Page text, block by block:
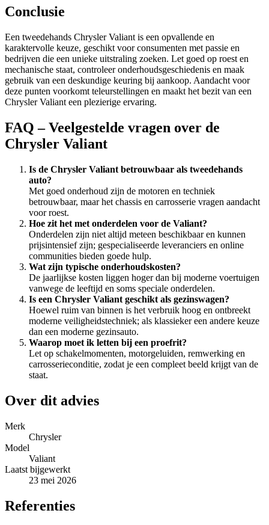
Conclusie
Een tweedehands Chrysler Valiant is een opvallende en
karaktervolle keuze, geschikt voor consumenten met passie en
bedrijven die een unieke uitstraling zoeken. Let goed op roest en
mechanische staat, controleer onderhoudsgeschiedenis en maak
gebruik van een deskundige keuring bij aankoop. Aandacht voor
deze punten voorkomt teleurstellingen en maakt het bezit van een
Chrysler Valiant een plezierige ervaring.
FAQ – Veelgestelde vragen over de
Chrysler Valiant
Is de Chrysler Valiant betrouwbaar als tweedehands
auto?
Met goed onderhoud zijn de motoren en techniek
betrouwbaar, maar het chassis en carrosserie vragen aandacht
voor roest.
Hoe zit het met onderdelen voor de Valiant?
Onderdelen zijn niet altijd meteen beschikbaar en kunnen
prijsintensief zijn; gespecialiseerde leveranciers en online
communities bieden goede hulp.
Wat zijn typische onderhoudskosten?
De jaarlijkse kosten liggen hoger dan bij moderne voertuigen
vanwege de leeftijd en soms speciale onderdelen.
Is een Chrysler Valiant geschikt als gezinswagen?
Hoewel ruim van binnen is het verbruik hoog en ontbreekt
moderne veiligheidstechniek; als klassieker een andere keuze
dan een moderne gezinsauto.
Waarop moet ik letten bij een proefrit?
Let op schakelmomenten, motorgeluiden, remwerking en
carrosserieconditie, zodat je een compleet beeld krijgt van de
staat.
Over dit advies
Merk
Chrysler
Model
Valiant
Laatst bijgewerkt
23 mei 2026
Referenties